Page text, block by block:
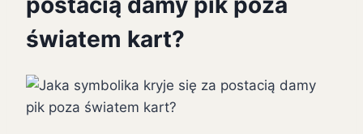
światem kart?